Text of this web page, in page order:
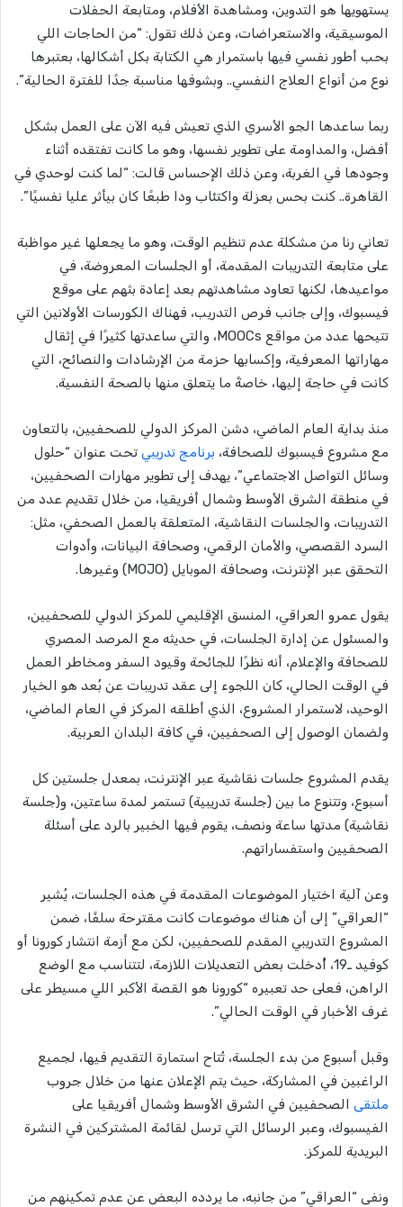
يستهويها هو التدوين، ومشاهدة الأفلام، ومتابعة الحفلات
الموسيقية، والاستعراضات، وعن ذلك تقول: “من الحاجات اللي
بحب أطور نفسي فيها باستمرار هي الكتابة بكل أشكالها، بعتبرها
نوع من أنواع العلاج النفسي.. وبشوفها مناسبة جدًا للفترة الحالية”.
ربما ساعدها الجو الأسري الذي تعيش فيه الآن على العمل بشكل
أفضل، والمداومة على تطوير نفسها، وهو ما كانت تفتقده أثناء
وجودها في الغربة، وعن ذلك الإحساس قالت: “لما كنت لوحدي في
القاهرة.. كنت بحس بعزلة واكتئاب ودا طبعًا كان بيأثر عليا نفسيًا”.
تعاني رنا من مشكلة عدم تنظيم الوقت، وهو ما يجعلها غير مواظبة
على متابعة التدريبات المقدمة، أو الجلسات المعروضة، في
مواعيدها، لكنها تعاود مشاهدتهم بعد إعادة بثهم على موقع
فيسبوك، وإلى جانب فرص التدريب، فهناك الكورسات الأولانين التي
تتيحها عدد من مواقع MOOCs، والتي ساعدتها كثيرًا في إثقال
مهاراتها المعرفية، وإكسابها حزمة من الإرشادات والنصائح، التي
كانت في حاجة إليها، خاصةً ما يتعلق منها بالصحة النفسية.
منذ بداية العام الماضي، دشن المركز الدولي للصحفيين، بالتعاون
مع مشروع فيسبوك للصحافة، برنامج تدريبي تحت عنوان “حلول
وسائل التواصل الاجتماعي”، يهدف إلى تطوير مهارات الصحفيين،
في منطقة الشرق الأوسط وشمال أفريقيا، من خلال تقديم عدد من
التدريبات، والجلسات النقاشية، المتعلقة بالعمل الصحفي، مثل:
السرد القصصي، والأمان الرقمي، وصحافة البيانات، وأدوات
التحقق عبر الإنترنت، وصحافة الموبايل (MOJO) وغيرها.
يقول عمرو العراقي، المنسق الإقليمي للمركز الدولي للصحفيين،
والمسئول عن إدارة الجلسات، في حديثه مع المرصد المصري
للصحافة والإعلام، أنه نظرًا للجائحة وقيود السفر ومخاطر العمل
في الوقت الحالي، كان اللجوء إلى عقد تدريبات عن بُعد هو الخيار
الوحيد، لاستمرار المشروع، الذي أطلقه المركز في العام الماضي،
ولضمان الوصول إلى الصحفيين، في كافة البلدان العربية.
يقدم المشروع جلسات نقاشية عبر الإنترنت، بمعدل جلستين كل
أسبوع، وتتنوع ما بين (جلسة تدريبية) تستمر لمدة ساعتين، و(جلسة
نقاشية) مدتها ساعة ونصف، يقوم فيها الخبير بالرد على أسئلة
الصحفيين واستفساراتهم.
وعن آلية اختيار الموضوعات المقدمة في هذه الجلسات، يُشير
“العراقي” إلى أن هناك موضوعات كانت مقترحة سلفًا، ضمن
المشروع التدريبي المقدم للصحفيين، لكن مع أزمة انتشار كورونا أو
كوفيد ـ19، أُدخلت بعض التعديلات اللازمة، لتتناسب مع الوضع
الراهن، فعلى حد تعبيره “كورونا هو القصة الأكبر اللي مسيطر على
غرف الأخبار في الوقت الحالي”.
وقبل أسبوع من بدء الجلسة، تُتاح استمارة التقديم فيها، لجميع
الراغبين في المشاركة، حيث يتم الإعلان عنها من خلال جروب
ملتقى الصحفيين في الشرق الأوسط وشمال أفريقيا على
الفيسبوك، وعبر الرسائل التي ترسل لقائمة المشتركين في النشرة
البريدية للمركز.
ونفى “العراقي” من جانبه، ما يردده البعض عن عدم تمكينهم من